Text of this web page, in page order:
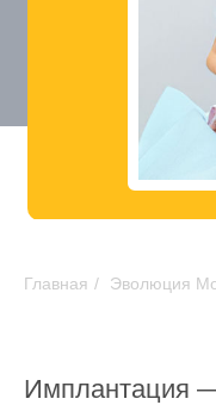
Главная / Эволюция
Имплантация